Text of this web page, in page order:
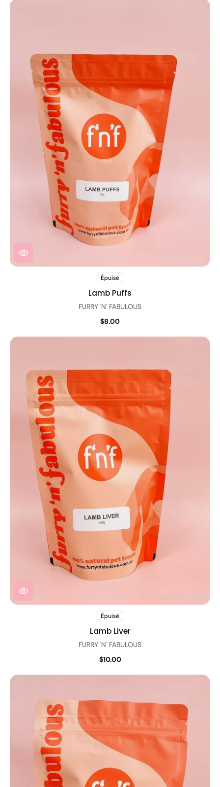
Épuisé
Lamb Puffs
FURRY 'N' FABULOUS
$8.00
Épuisé
Lamb Liver
FURRY 'N' FABULOUS
$10.00